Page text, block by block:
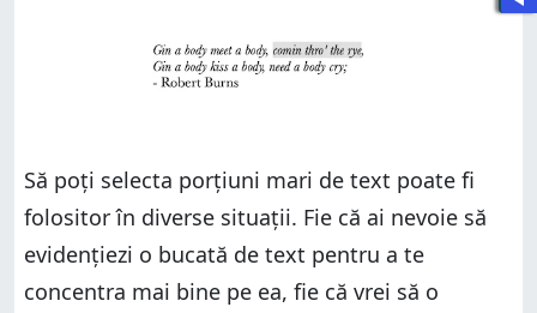
Să poți selecta porțiuni mari de text poate fi
folositor în diverse situații. Fie că ai nevoie să
evidențiezi o bucată de text pentru a te
concentra mai bine pe ea, fie că vrei să o